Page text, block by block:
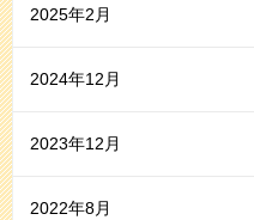
2025年2月
2024年12月
2023年12月
2022年8月